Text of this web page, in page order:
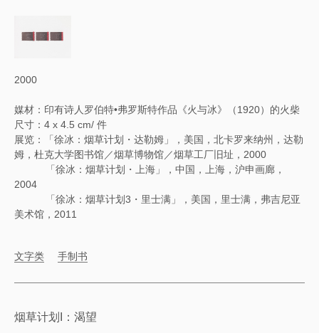
2000
媒材：印有诗人罗伯特•弗罗斯特作品《火与冰》（1920）的火柴
尺寸：4 x 4.5 cm/ 件
展览：「徐冰：烟草计划・达勒姆」，美国，北卡罗来纳州，达勒
姆，杜克大学图书馆／烟草博物馆／烟草工厂旧址，2000
「徐冰：烟草计划・上海」，中国，上海，沪申画廊，
2004
「徐冰：烟草计划3・里士满」，美国，里士满，弗吉尼亚
美术馆，2011
文字类 手制书
烟草计划I：渴望